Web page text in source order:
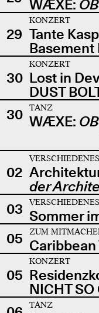
WÆXE:
29
KONZERT
Tante
Basement
30
KONZERT
Lost in
DUST
30
TANZ
WÆXE:
02
VERSCHIEDENES
der
03
VERSCHIEDENES
Sommer
05
ZUM
Caribbean
05
KONZERT
NICHT SO
TANZ